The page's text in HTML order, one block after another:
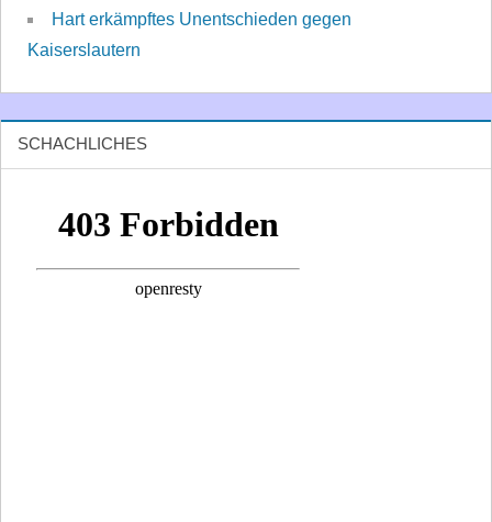
Hart erkämpftes Unentschieden gegen
Kaiserslautern
SCHACHLICHES